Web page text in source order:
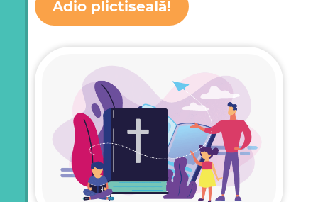
Adio plictiseală!